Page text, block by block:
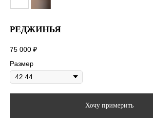
РЕДЖИНЬЯ
75 000 ₽
Размер
Хочу примерить